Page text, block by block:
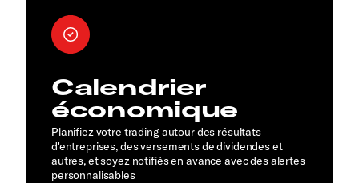
Calendrier
économique
Planifiez votre trading autour des résultats
d'entreprises, des versements de dividendes et
autres, et soyez notifiés en avance avec des alertes
personnalisables